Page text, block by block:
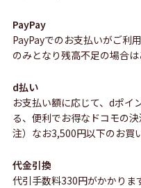
PayPay
PayPayでのお支払いがご利
のみとなり残高不足の場合は
d払い
お支払い額に応じて、dポイ
る、便利でお得なドコモの決
注）なお3,500円以下のお買
代金引換
代引手数料330円がかかりま